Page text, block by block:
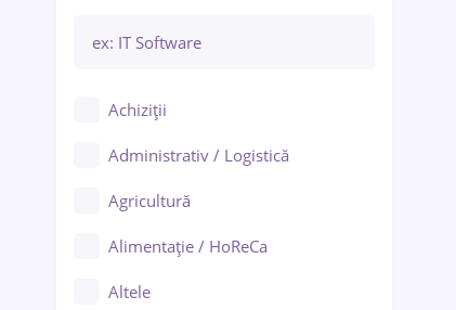
Bacău
Galați (Galați)
Ploiești
Achiziții
Administrativ / Logistică
Agricultură
Alimentație / HoReCa
Altele